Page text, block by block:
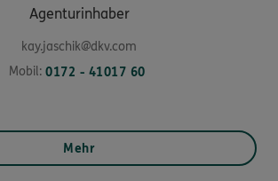
Agenturinhaber
kay.jaschik@dkv.com
Mobil: 0172 - 41017 60
Mehr